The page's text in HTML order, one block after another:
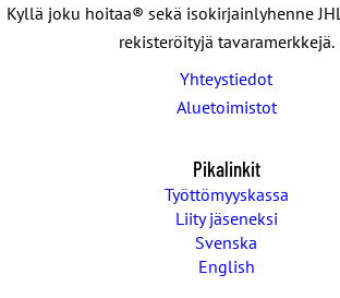
Kyllä joku hoitaa® sekä isokirjainlyhenne
rekisteröityjä tavaramerkkejä.
Yhteystiedot
Aluetoimistot
Pikalinkit
Työttömyyskassa
Liity jäseneksi
Svenska
English